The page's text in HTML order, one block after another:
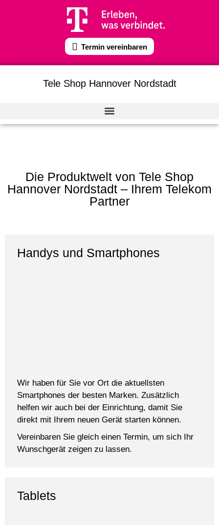
Termin vereinbaren
Tele Shop Hannover Nordstadt
Die Produktwelt von Tele Shop
Hannover Nordstadt – Ihrem Telekom
Partner
Handys und Smartphones
Wir haben für Sie vor Ort die aktuellsten
Smartphones der besten Marken. Zusätzlich
helfen wir auch bei der Einrichtung, damit Sie
direkt mit Ihrem neuen Gerät starten können.
Vereinbaren Sie gleich einen Termin, um sich Ihr
Wunschgerät zeigen zu lassen.
Tablets